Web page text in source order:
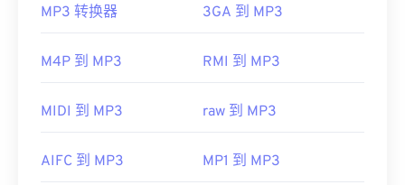
WMV 也很容易转换为其他视频文件类型。但是，请
换，HandBrake
是一款免费的开源 WMV 文件转换工
开发者： 微软
首次发行：
由于 MP3 文件非常流行，大多数主流音频播放程序
Media Player中打开它，具体取决于您首选的平台。
另一个可以打开 MP3 文件的程序是VLC 媒体播放
名。它们是Masterpoint 绿点数据 （已过时）和
MP3 转换器 3GA 到 MP3
M4P 到 MP3 RMI 到 MP3
MIDI 到 MP3 raw 到 MP3
AIFC 到 MP3 MP1 到 MP3